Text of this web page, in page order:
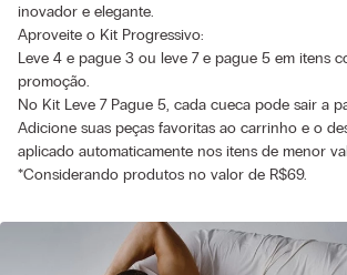
inovador e elegante.
Aproveite o Kit Progressivo:
Leve 4 e pague 3 ou leve 7 e pague 5 em itens
promoção.
No Kit Leve 7 Pague 5, cada cueca pode sair a
Adicione suas peças favoritas ao carrinho e o
aplicado automaticamente nos itens de menor
*Considerando produtos no valor de R$69.